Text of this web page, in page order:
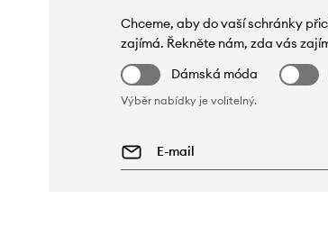
Chceme, aby do vaší schránky
zajímá. Řekněte nám, zda vás
Dámská móda
Výběr nabídky je volitelný.